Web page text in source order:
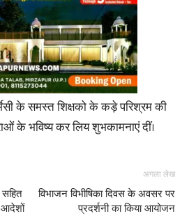
के समस्त शिक्षको के कड़े परिश्रम की
के भविष्य कर लिय शुभकामनाएं दीं।
आदेशों
अगला लेख
विभाजन विभीषिका दिवस के अवसर पर
प्रदर्शनी का किया आयोजन